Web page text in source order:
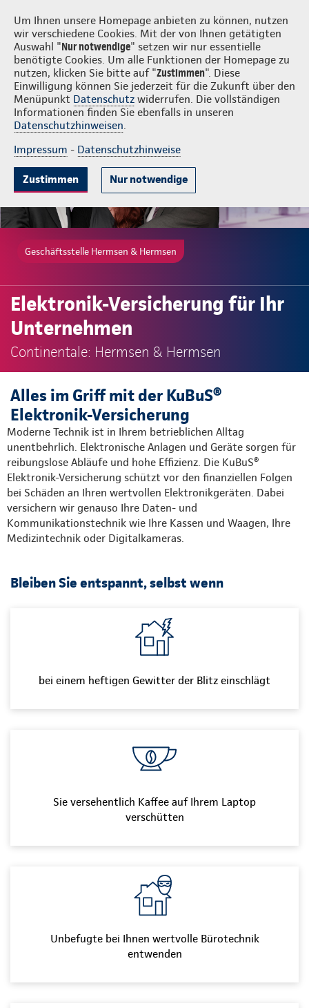
Um Ihnen unsere Homepage anbieten zu können, nutzen
wir verschiedene Cookies. Mit der von Ihnen getätigten
Auswahl "Nur notwendige" setzen wir nur essentielle
benötigte Cookies. Um alle Funktionen der Homepage zu
nutzen, klicken Sie bitte auf "Zustimmen". Diese
Einwilligung können Sie jederzeit für die Zukunft über den
Menüpunkt Datenschutz widerrufen. Die vollständigen
Informationen finden Sie ebenfalls in unseren
Datenschutzhinweisen.
Impressum - Datenschutzhinweise
Zustimmen Nur notwendige
Hermsen & Hermsen Login
Gute Gründe Tarife & Leistungen Wissenswertes Beratung &
Geschäftsstelle Hermsen & Hermsen
Elektronik-Versicherung für Ihr
Unternehmen
Continentale: Hermsen & Hermsen
Alles im Griff mit der KuBuS®
Elektronik-Versicherung
Moderne Technik ist in Ihrem betrieblichen Alltag
unentbehrlich. Elektronische Anlagen und Geräte sorgen für
reibungslose Abläufe und hohe Effizienz. Die KuBuS®
Elektronik-Versicherung schützt vor den finanziellen Folgen
bei Schäden an Ihren wertvollen Elektronikgeräten. Dabei
versichern wir genauso Ihre Daten- und
Kommunikationstechnik wie Ihre Kassen und Waagen, Ihre
Medizintechnik oder Digitalkameras.
Bleiben Sie entspannt, selbst wenn
bei einem heftigen Gewitter der Blitz einschlägt
Sie versehentlich Kaffee auf Ihrem Laptop
verschütten
Unbefugte bei Ihnen wertvolle Bürotechnik
entwenden